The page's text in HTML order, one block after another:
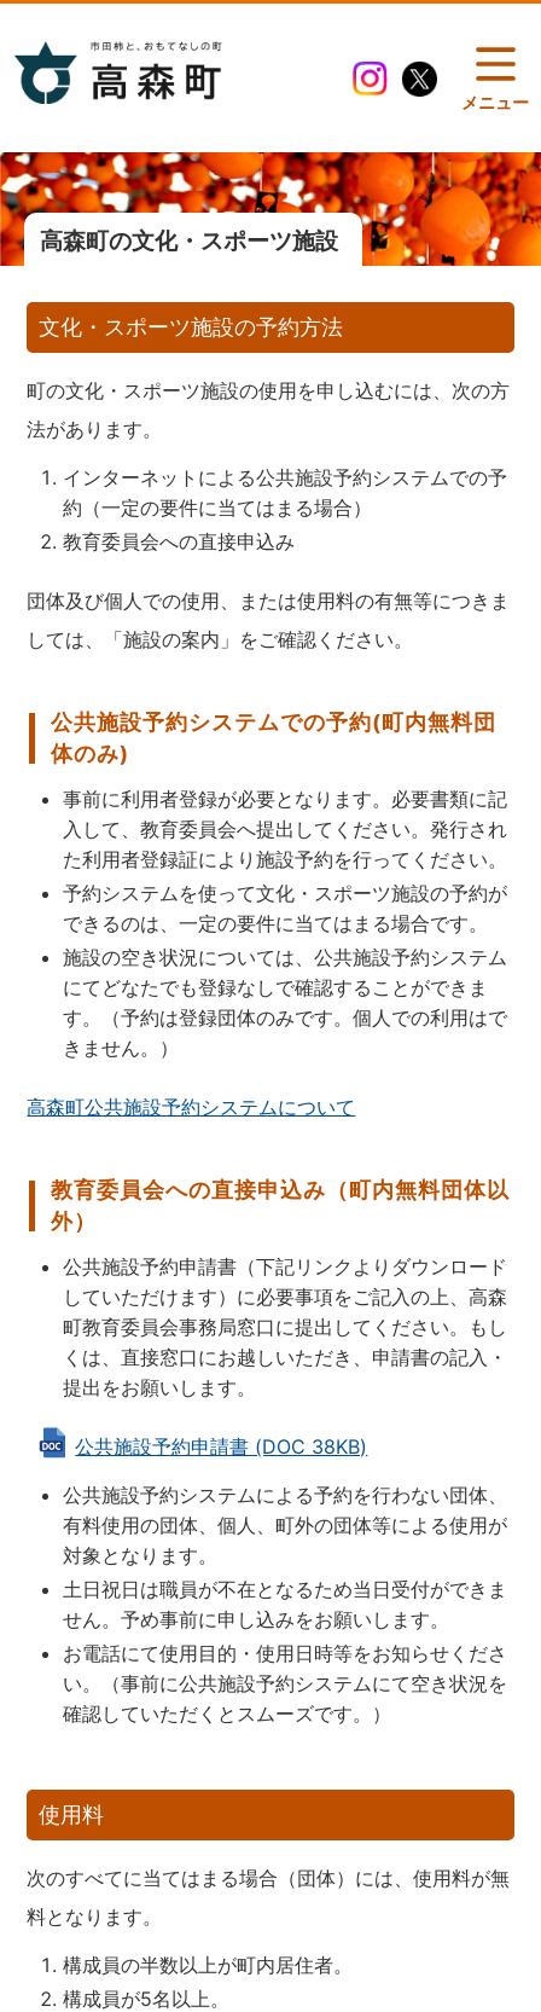
メニュー
高森町の文化・スポーツ施設
文化・スポーツ施設の予約方法
町の文化・スポーツ施設の使用を申し込むには、次の方
法があります。
インターネットによる公共施設予約システムでの予
約（一定の要件に当てはまる場合）
教育委員会への直接申込み
団体及び個人での使用、または使用料の有無等につきま
しては、「施設の案内」をご確認ください。
公共施設予約システムでの予約(町内無料団
体のみ)
事前に利用者登録が必要となります。必要書類に記
入して、教育委員会へ提出してください。発行され
た利用者登録証により施設予約を行ってください。
予約システムを使って文化・スポーツ施設の予約が
できるのは、一定の要件に当てはまる場合です。
施設の空き状況については、公共施設予約システム
にてどなたでも登録なしで確認することができま
す。（予約は登録団体のみです。個人での利用はで
きません。）
高森町公共施設予約システムについて
教育委員会への直接申込み（町内無料団体以
外）
公共施設予約申請書（下記リンクよりダウンロード
していただけます）に必要事項をご記入の上、高森
町教育委員会事務局窓口に提出してください。もし
くは、直接窓口にお越しいただき、申請書の記入・
提出をお願いします。
公共施設予約申請書 (DOC 38KB)
公共施設予約システムによる予約を行わない団体、
有料使用の団体、個人、町外の団体等による使用が
対象となります。
土日祝日は職員が不在となるため当日受付ができま
せん。予め事前に申し込みをお願いします。
お電話にて使用目的・使用日時等をお知らせくださ
い。（事前に公共施設予約システムにて空き状況を
確認していただくとスムーズです。）
使用料
次のすべてに当てはまる場合（団体）には、使用料が無
料となります。
構成員の半数以上が町内居住者。
構成員が5名以上。